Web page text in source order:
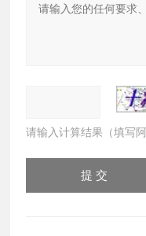
请输入计算结果（填写